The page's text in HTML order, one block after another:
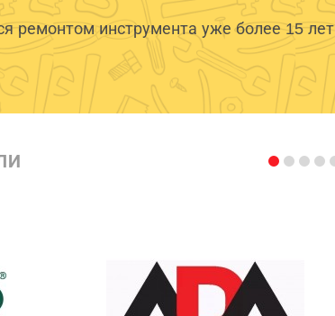
ремонтом инструмента уже более 15 лет